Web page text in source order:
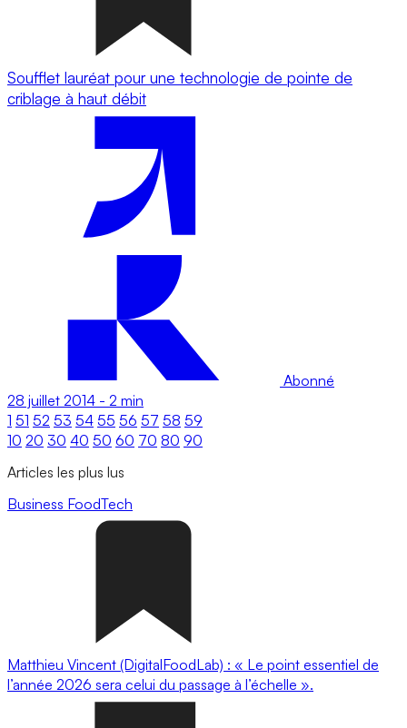
Soufflet lauréat pour une technologie de pointe de
criblage à haut débit
Abonné
28 juillet 2014 - 2 min
1 51 52 53 54 55 56 57 58 59
10 20 30 40 50 60 70 80 90
Articles les plus lus
Business FoodTech
Matthieu Vincent (DigitalFoodLab) : « Le point essentiel de
l’année 2026 sera celui du passage à l’échelle ».